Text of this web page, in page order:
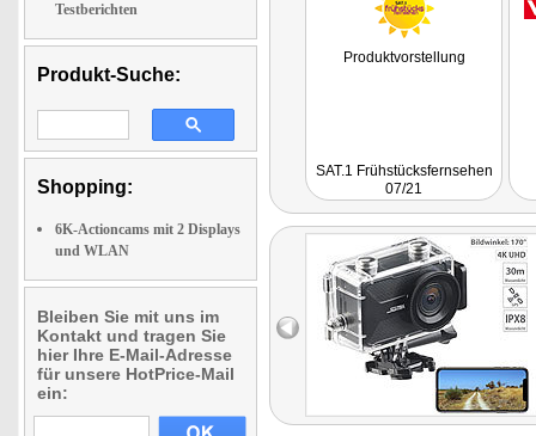
Testberichten
Produkt-Suche:
Shopping:
6K-Actioncams mit 2 Displays
und WLAN
Bleiben Sie mit uns im
Kontakt und tragen Sie
hier Ihre E-Mail-Adresse
für unsere HotPrice-Mail
ein:
Produktvorstellung
SAT.1 Frühstücksfernsehen
07/21